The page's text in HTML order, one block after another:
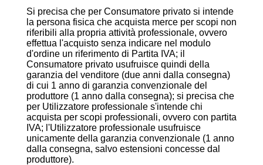
Si precisa che per Consumatore privato si intende
la persona fisica che acquista merce per scopi non
riferibili alla propria attività professionale, ovvero
effettua l'acquisto senza indicare nel modulo
d'ordine un riferimento di Partita IVA; il
Consumatore privato usufruisce quindi della
garanzia del venditore (due anni dalla consegna)
di cui 1 anno di garanzia convenzionale del
produttore (1 anno dalla consegna); si precisa che
per Utilizzatore professionale s'intende chi
acquista per scopi professionali, ovvero con partita
IVA; l'Utilizzatore professionale usufruisce
unicamente della garanzia convenzionale (1 anno
dalla consegna, salvo estensioni concesse dal
produttore).